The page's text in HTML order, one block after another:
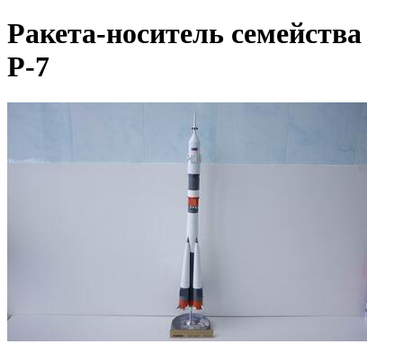
Ракета-носитель семейства
Р-7